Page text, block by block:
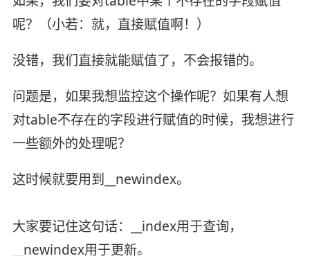
呢？（小若：就，直接赋值啊！）
没错，我们直接就能赋值了，不会报错的。
问题是，如果我想监控这个操作呢？如果有人想
对table不存在的字段进行赋值的时候，我想进行
一些额外的处理呢？
这时候就要用到__newindex。
大家要记住这句话：__index用于查询，
__newindex用于更新。